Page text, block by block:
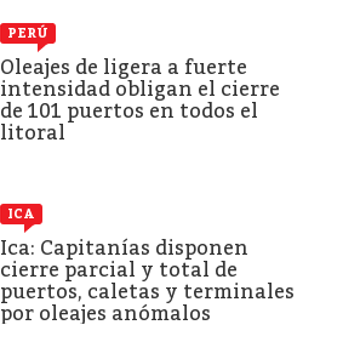
PERÚ
Oleajes de ligera a fuerte
intensidad obligan el cierre
de 101 puertos en todos el
litoral
ICA
Ica: Capitanías disponen
cierre parcial y total de
puertos, caletas y terminales
por oleajes anómalos